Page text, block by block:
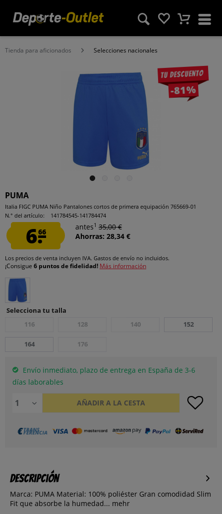
Tienda para aficionados Selecciones nacionales
Tu descuento
-81%
PUMA
Italia FIGC PUMA Niño Pantalones cortos de primera equipación 765669-01
N.° del artículo:
141784545-141784474
6.66
antes1 35,00 €
Ahorras: 28,34 €
Los precios de venta incluyen IVA. Gastos de envío no incluidos.
¡Consigue 6 puntos de fidelidad! Más información
Selecciona tu talla
116
128 140 152
164 176
Envío inmediato, plazo de entrega en España de 3-6
días laborables
AÑADIR A LA CESTA
Descripción
Marca: PUMA Material: 100% poliéster Gran comodidad Slim
Fit que absorbe la humedad... mehr